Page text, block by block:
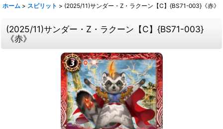
ホーム > スピリット > (2025/11)サンダー・Z・ラクーン【C】{BS71-003}《赤》
(2025/11)サンダー・Z・ラクーン【C】{BS71-003}
《赤》